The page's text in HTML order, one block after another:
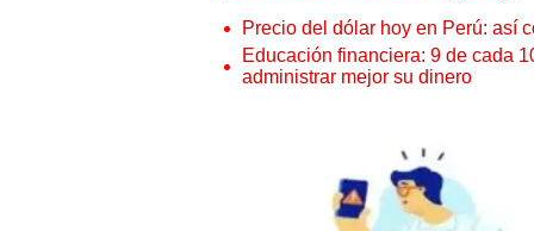
Precio del dólar hoy en Perú: así
Educación financiera: 9 de cada
administrar mejor su dinero